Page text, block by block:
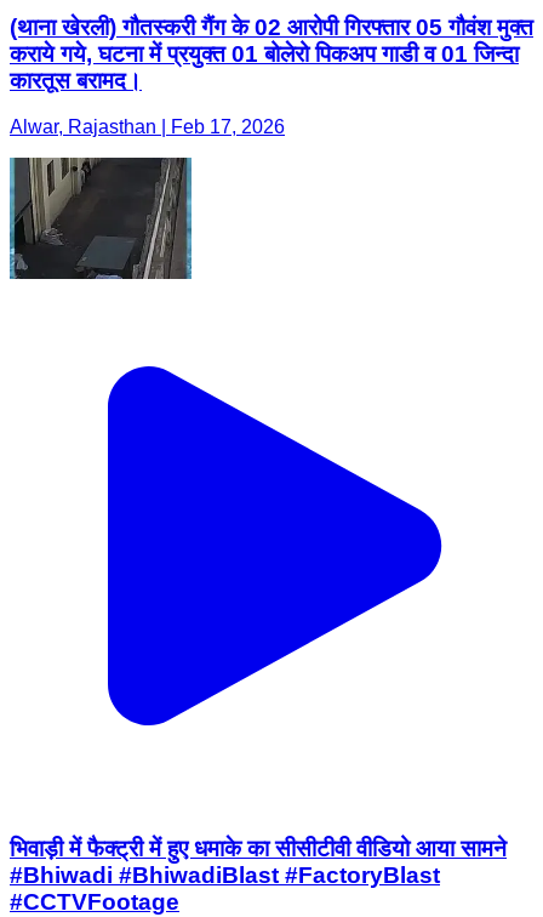
(थाना खेरली) गौतस्करी गैंग के 02 आरोपी गिरफ्तार 05 गौवंश मुक्त
कराये गये, घटना में प्रयुक्त 01 बोलेरो पिकअप गाडी व 01 जिन्दा
कारतूस बरामद।
Alwar, Rajasthan | Feb 17, 2026
भिवाड़ी में फैक्ट्री में हुए धमाके का सीसीटीवी वीडियो आया सामने
#Bhiwadi #BhiwadiBlast #FactoryBlast
#CCTVFootage